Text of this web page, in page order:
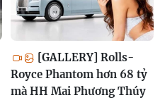
[GALLERY] Rolls-
Royce Phantom hơn 68 tỷ
mà HH Mai Phương Thúy